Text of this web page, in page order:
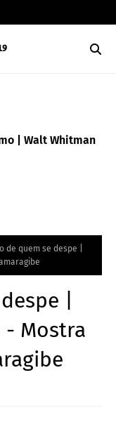
| Walt Whitman
de quem se despe |
|
- Mostra